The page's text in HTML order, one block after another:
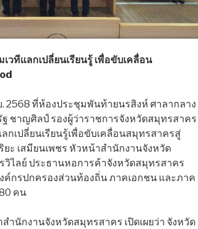
วทีแลกเปลี่ยนเรียนรู้ เพื่อขับเคลื่อน
. 2568 ที่ห้องประชุมพันท้ายนรสิงห์ ศาลากลาง
ฐ ชาญศิลป์ รองผู้ว่าราชการจังหวัดสมุทรสาคร
กเปลี่ยนเรียนรู้เพื่อขับเคลื่อนสมุทรสาครสู่
ยะ เสมียนเพชร หัวหน้าสำนักงานจังหวัด
ไลย์ ประธานหอการค้าจังหวัดสมุทรสาคร
ค์กรปกครองส่วนท้องถิ่น ภาคเอกชน และภาค
คน
ำนักงานจังหวัดสมุทรสาคร เปิดเผยว่า จังหวัด